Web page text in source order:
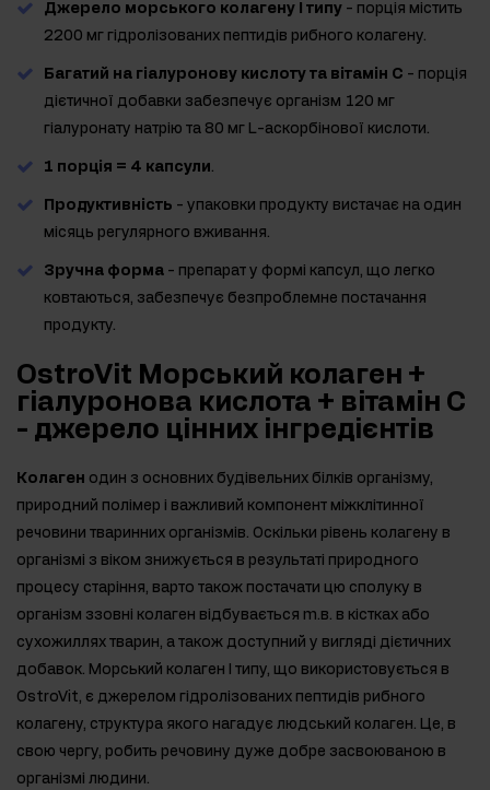
Джерело морського колагену I типу - порція містить
2200 мг гідролізованих пептидів рибного колагену.
Багатий на гіалуронову кислоту та вітамін С - порція
дієтичної добавки забезпечує організм 120 мг
гіалуронату натрію та 80 мг L-аскорбінової кислоти.
1 порція = 4 капсули.
Продуктивність - упаковки продукту вистачає на один
місяць регулярного вживання.
Зручна форма - препарат у формі капсул, що легко
ковтаються, забезпечує безпроблемне постачання
продукту.
OstroVit Морський колаген +
гіалуронова кислота + вітамін С
- джерело цінних інгредієнтів
Колаген один з основних будівельних білків організму,
природний полімер і важливий компонент міжклітинної
речовини тваринних організмів. Оскільки рівень колагену в
організмі з віком знижується в результаті природного
процесу старіння, варто також постачати цю сполуку в
організм ззовні колаген відбувається m.в. в кістках або
сухожиллях тварин, а також доступний у вигляді дієтичних
добавок. Морський колаген I типу, що використовується в
OstroVit, є джерелом гідролізованих пептидів рибного
колагену, структура якого нагадує людський колаген. Це, в
свою чергу, робить речовину дуже добре засвоюваною в
організмі людини.